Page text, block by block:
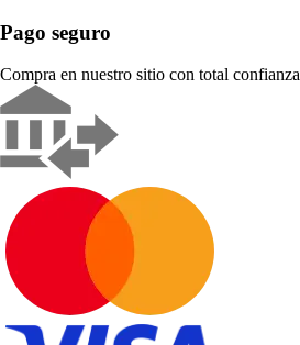
Pago seguro
Compra en nuestro sitio con total confianza